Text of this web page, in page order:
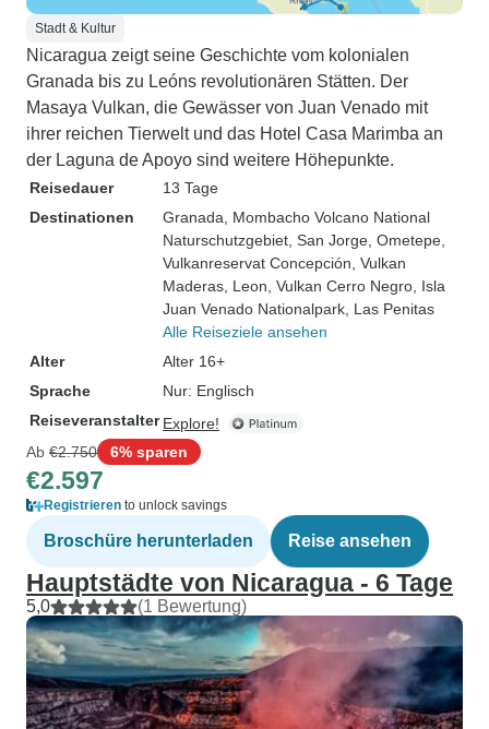
Stadt & Kultur
Nicaragua zeigt seine Geschichte vom kolonialen
Granada bis zu Leóns revolutionären Stätten. Der
Masaya Vulkan, die Gewässer von Juan Venado mit
ihrer reichen Tierwelt und das Hotel Casa Marimba an
der Laguna de Apoyo sind weitere Höhepunkte.
Reisedauer
13 Tage
Destinationen
Granada , Mombacho Volcano National
Naturschutzgebiet , San Jorge , Ometepe
Vulkanreservat Concepción , Vulkan
Maderas , Leon , Vulkan Cerro Negro , Isla
Juan Venado Nationalpark , Las Penitas
Alle Reiseziele ansehen
Alter
Alter 16+
Sprache
Nur: Englisch
Reiseveranstalter Explore!
Ab €2.750 6% sparen
€2.597
Registrieren to unlock savings
Broschüre herunterladen Reise ansehen
Hauptstädte von Nicaragua - 6 Tage
5,0 (1 Bewertung)